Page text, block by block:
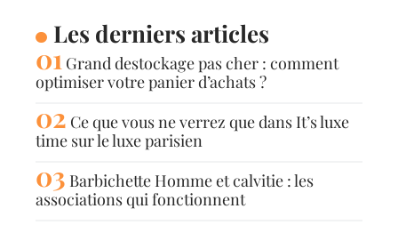
Les derniers articles
Grand destockage pas cher : comment
optimiser votre panier d’achats ?
Ce que vous ne verrez que dans It’s luxe
time sur le luxe parisien
Barbichette Homme et calvitie : les
associations qui fonctionnent